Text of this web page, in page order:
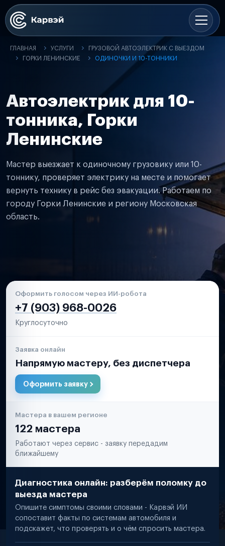
ГЛАВНАЯ УСЛУГИ
ГРУЗОВОЙ АВТОЭЛЕКТРИК С ВЫЕЗДОМ
ГОРКИ ЛЕНИНСКИЕ
ОДИНОЧКИ И 10-ТОННИКИ
Автоэлектрик для 10-
тонника, Горки
Ленинские
Мастер выезжает к одиночному грузовику или 10-
тоннику, проверяет электрику на месте и помогает
вернуть технику в рейс без эвакуации. Работаем по
городу Горки Ленинские и региону Московская
область.
Оформить голосом через ИИ-робота
+7 (903) 968-0026
Круглосуточно
Заявка онлайн
Напрямую мастеру, без диспетчера
Оформить заявку
Мастера в вашем регионе
122 мастера
Работают через сервис - заявку передадим
ближайшему
Диагностика онлайн: разберём поломку до
выезда мастера
Опишите симптомы своими словами - Карвэй ИИ
сопоставит факты по системам автомобиля и
подскажет, что проверять и о чём спросить мастера.